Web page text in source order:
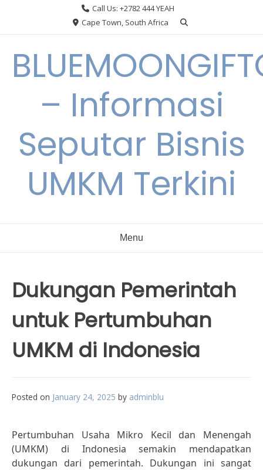
Call Us: +2782 444 YEAH
Cape Town, South Africa
– Informasi
Seputar Bisnis
UMKM Terkini
Menu
Dukungan Pemerintah
untuk Pertumbuhan
UMKM di Indonesia
Posted on January 24, 2025 by adminblu
Pertumbuhan Usaha Mikro Kecil dan Menengah
(UMKM) di Indonesia semakin mendapatkan
dukungan dari pemerintah. Dukungan ini sangat